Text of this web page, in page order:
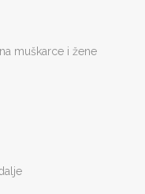
muškarce i žene